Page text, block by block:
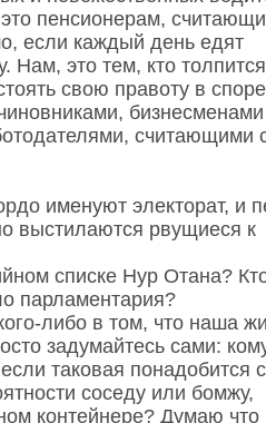
пенсионерам,
если каждый день едят
Нам, это тем, кто
свою правоту в
считающими
именуют электорат, и
выстилаются рвущиеся к
списке Нур Отана?
парламентария?
либо в том, что наша
задумайтесь сами:
таковая понадобится с
соседу или бомжу,
контейнере? Думаю что